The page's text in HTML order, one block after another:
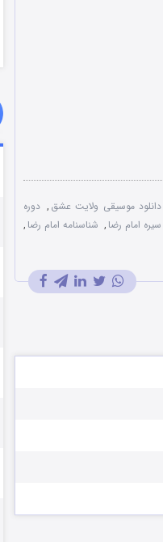
دانلود موسیقی ولایت عشق , دوره
سیره امام رضا , شناسنامه امام رضا ,